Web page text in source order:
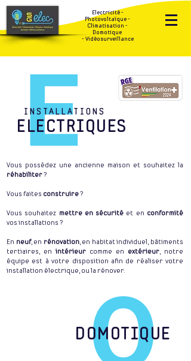
Electricité -
Photovoltaïque -
Climatisation -
Domotique
- Vidéosurveillance
E
ELECTRIQUES
INSTALLATIONS
Vous possédez une ancienne maison et souhaitez la
réhabiliter?
Vous faites construire?
Vous souhaitez mettre en sécurité et en conformité
vos installations ?
En neuf, en rénovation, en habitat individuel, bâtiments
tertiaires, enintérieur comme en extérieur, notre
équipe est à votre disposition afin de réaliser votre
installation électrique, ou la rénover.
O
DOMOTIQUE